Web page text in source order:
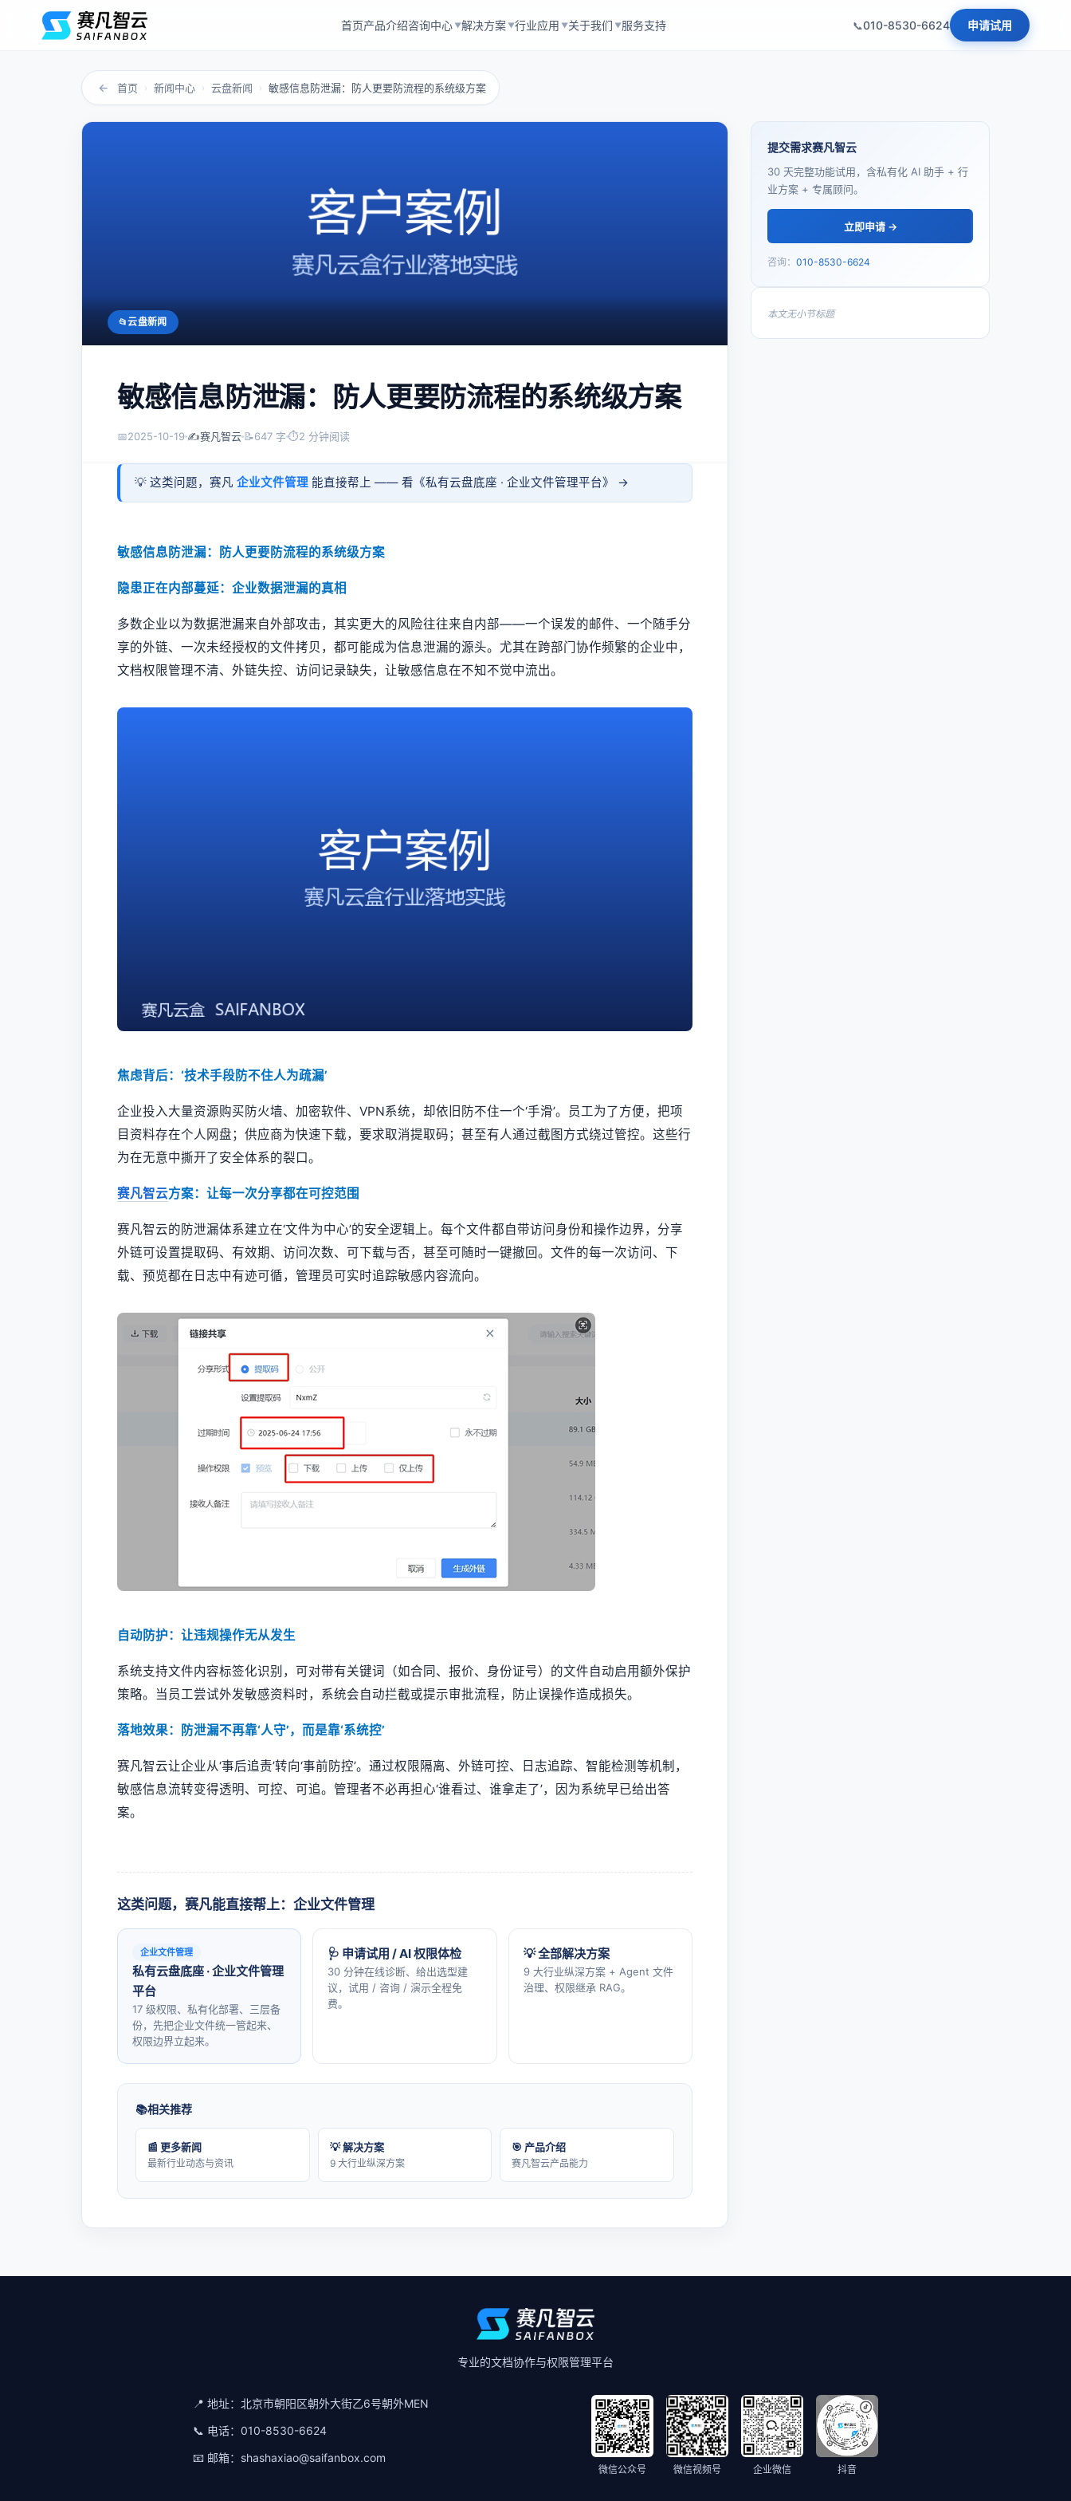
首页产品介绍咨询中心 ▼解决方案 ▼行业应用 ▼关于我们 ▼服务支持 010-8530-6624 申请试用
← 首页 › 新闻中心 › 云盘新闻 › 敏感信息防泄漏：防人更要防流程的系统级方案
云盘新闻
敏感信息防泄漏：防人更要防流程的系统级方案
📅2025-10-19 ✍️赛凡智云 📝647 字 ⏱2 分钟阅读
💡 这类问题，赛凡 企业文件管理 能直接帮上 —— 看《私有云盘底座 · 企业文件管理平台》 →
敏感信息防泄漏：防人更要防流程的系统级方案
隐患正在内部蔓延：企业数据泄漏的真相
多数企业以为数据泄漏来自外部攻击，其实更大的风险往往来自内部——一个误发的邮件、一个随手分
享的外链、一次未经授权的文件拷贝，都可能成为信息泄漏的源头。尤其在跨部门协作频繁的企业中，
文档权限管理不清、外链失控、访问记录缺失，让敏感信息在不知不觉中流出。
焦虑背后：‘技术手段防不住人为疏漏’
企业投入大量资源购买防火墙、加密软件、VPN系统，却依旧防不住一个‘手滑’。员工为了方便，把项
目资料存在个人网盘；供应商为快速下载，要求取消提取码；甚至有人通过截图方式绕过管控。这些行
为在无意中撕开了安全体系的裂口。
赛凡智云方案：让每一次分享都在可控范围
赛凡智云的防泄漏体系建立在‘文件为中心’的安全逻辑上。每个文件都自带访问身份和操作边界，分享
外链可设置提取码、有效期、访问次数、可下载与否，甚至可随时一键撤回。文件的每一次访问、下
载、预览都在日志中有迹可循，管理员可实时追踪敏感内容流向。
自动防护：让违规操作无从发生
系统支持文件内容标签化识别，可对带有关键词（如合同、报价、身份证号）的文件自动启用额外保护
策略。当员工尝试外发敏感资料时，系统会自动拦截或提示审批流程，防止误操作造成损失。
落地效果：防泄漏不再靠‘人守’，而是靠‘系统控’
赛凡智云让企业从‘事后追责’转向‘事前防控’。通过权限隔离、外链可控、日志追踪、智能检测等机制，
敏感信息流转变得透明、可控、可追。管理者不必再担心‘谁看过、谁拿走了’，因为系统早已给出答
案。
这类问题，赛凡能直接帮上：企业文件管理
企业文件管理
私有云盘底座 · 企业文件管理
平台
17 级权限、私有化部署、三层备
份，先把企业文件统一管起来、
权限边界立起来。
🩺 申请试用 / AI 权限体检
30 分钟在线诊断、给出选型建
议，试用 / 咨询 / 演示全程免
费。
💡 全部解决方案
9 大行业纵深方案 + Agent 文件
治理、权限继承 RAG。
相关推荐
📰 更多新闻
最新行业动态与资讯
💡 解决方案
9 大行业纵深方案
🎯 产品介绍
赛凡智云产品能力
提交需求赛凡智云
30 天完整功能试用，含私有化 AI 助手 + 行
业方案 + 专属顾问。
立即申请 →
咨询： 010-8530-6624
本文无小节标题
专业的文档协作与权限管理平台
📍 地址： 北京市朝阳区朝外大街乙6号朝外MEN
📞 电话： 010-8530-6624
📧 邮箱： shashaxiao@saifanbox.com
微信公众号 微信视频号 企业微信 抖音